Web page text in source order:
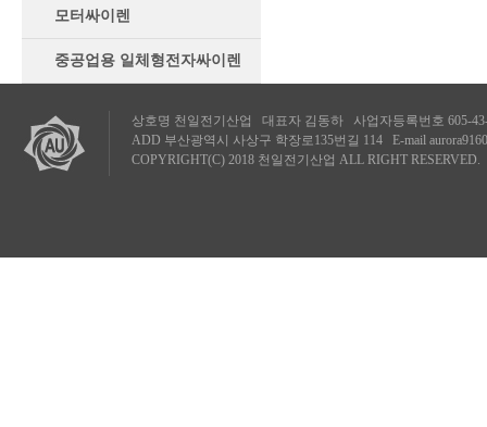
모터싸이렌
중공업용 일체형전자싸이렌
상호명 천일전기산업 대표자 김동하 사업자등록번호 605-
ADD 부산광역시 사상구 학장로135번길 114 E-mail
COPYRIGHT(C) 2018 천일전기산업 ALL RIGHT RESERVED.